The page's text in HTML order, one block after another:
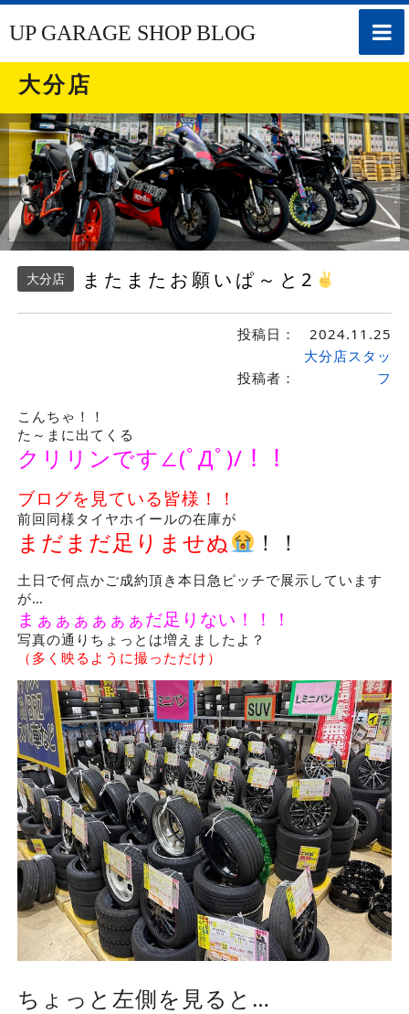
toggle
UP GARAGE SHOP BLOG
大分店
大分店 またまたお願いぱ～と2
投稿日： 2024.11.25
投稿者：
大分店スタッ
フ
こんちゃ！！
た～まに出てくる
クリリンです∠(ﾟДﾟ )/！！
ブログを見ている皆様！！
前回同様タイヤホイールの在庫が
まだまだ足りませぬ ！！
土日で何点かご成約頂き本日急ピッチで展示しています
が…
まぁぁぁぁぁぁだ足りない！！！
写真の通りちょっとは増えましたよ？
（多く映るように撮っただけ）
ちょっと左側を見ると…